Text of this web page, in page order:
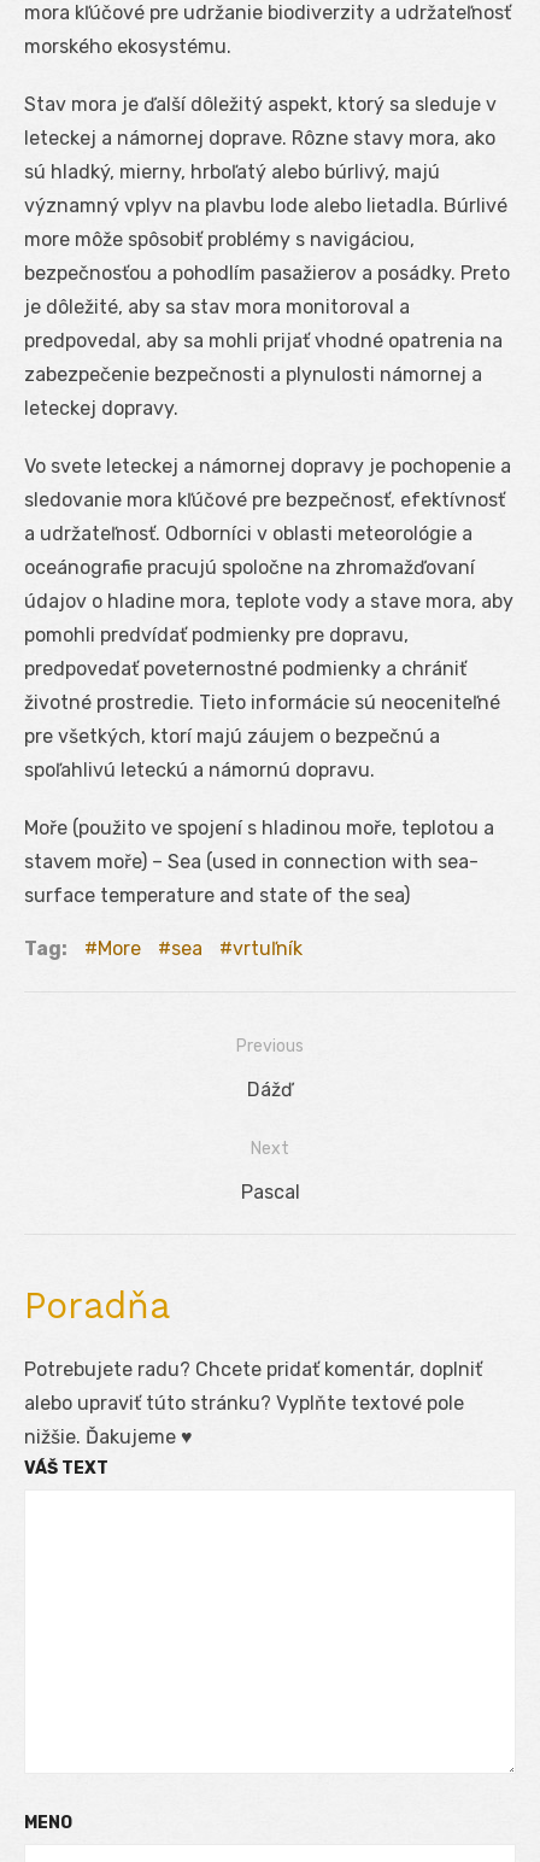
mora kľúčové pre udržanie biodiverzity a udržateľnosť
morského ekosystému.
Stav mora je ďalší dôležitý aspekt, ktorý sa sleduje v
leteckej a námornej doprave. Rôzne stavy mora, ako
sú hladký, mierny, hrboľatý alebo búrlivý, majú
významný vplyv na plavbu lode alebo lietadla. Búrlivé
more môže spôsobiť problémy s navigáciou,
bezpečnosťou a pohodlím pasažierov a posádky. Preto
je dôležité, aby sa stav mora monitoroval a
predpovedal, aby sa mohli prijať vhodné opatrenia na
zabezpečenie bezpečnosti a plynulosti námornej a
leteckej dopravy.
Vo svete leteckej a námornej dopravy je pochopenie a
sledovanie mora kľúčové pre bezpečnosť, efektívnosť
a udržateľnosť. Odborníci v oblasti meteorológie a
oceánografie pracujú spoločne na zhromažďovaní
údajov o hladine mora, teplote vody a stave mora, aby
pomohli predvídať podmienky pre dopravu,
predpovedať poveternostné podmienky a chrániť
životné prostredie. Tieto informácie sú neoceniteľné
pre všetkých, ktorí majú záujem o bezpečnú a
spoľahlivú leteckú a námornú dopravu.
Moře (použito ve spojení s hladinou moře, teplotou a
stavem moře) – Sea (used in connection with sea-
surface temperature and state of the sea)
Tag: More sea vrtuľník
Previous
Previous
Dážď
Next
Next
Pascal
Poradňa
Potrebujete radu? Chcete pridať komentár, doplniť
alebo upraviť túto stránku? Vyplňte textové pole
nižšie. Ďakujeme ♥
VÁŠ TEXT
MENO